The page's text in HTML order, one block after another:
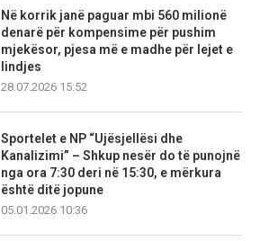
Në korrik janë paguar mbi 560 milionë
denarë për kompensime për pushim
mjekësor, pjesa më e madhe për lejet e
lindjes
28.07.2026 15:52
Sportelet e NP “Ujësjellësi dhe
Kanalizimi” – Shkup nesër do të punojnë
nga ora 7:30 deri në 15:30, e mërkura
është ditë jopune
05.01.2026 10:36